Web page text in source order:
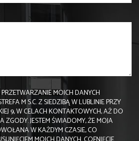
MOICH DANYCH
M S.C. Z SIEDZIBĄ W LUBLINIE PRZY
9, W CELACH KONTAKTOWYCH, AŻ DO
ZGODY. JESTEM ŚWIADOMY, ŻE MOJA
W KAŻDYM CZASIE, CO